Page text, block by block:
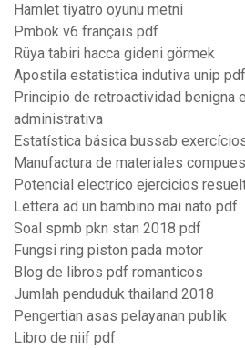
Hamlet tiyatro oyunu metni
Pmbok v6 français pdf
Rüya tabiri hacca gideni görmek
Apostila estatistica indutiva unip pdf
Principio de retroactividad benigna
administrativa
Estatística básica bussab
Manufactura de materiales
Potencial electrico ejercicios
Lettera ad un bambino mai nato pdf
Soal spmb pkn stan 2018 pdf
Fungsi ring piston pada motor
Blog de libros pdf romanticos
Jumlah penduduk thailand 2018
Pengertian asas pelayanan publik
Libro de niif pdf